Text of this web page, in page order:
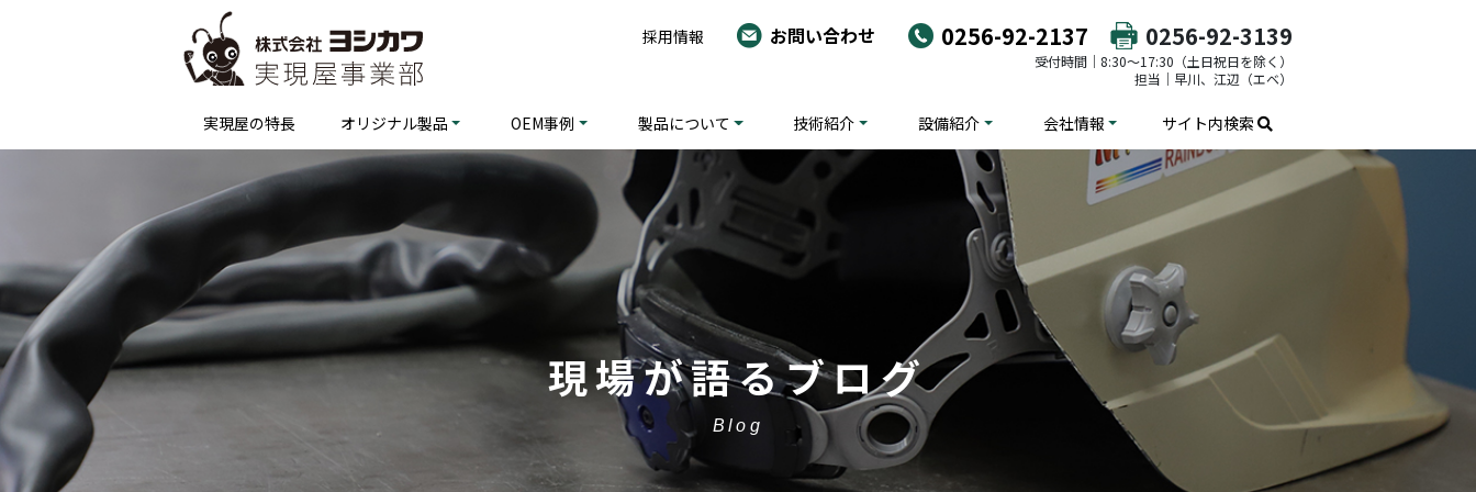
採用情報 お問い合わせ 0256-92-2137 0256-92-3139
受付時間｜8:30～17:30（土日祝日を除く）
担当｜早川、江辺（エベ）
実現屋の特長 オリジナル製品 OEM事例 製品について 技術紹介 設備紹介 会社情報 サイト内検索
現場が語るブログ
Blog